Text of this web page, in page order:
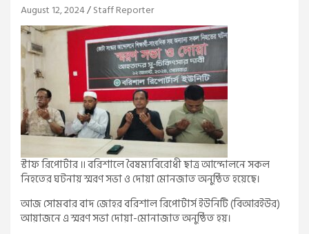
August 12, 2024 Staff Reporter
স্টাফ রিপোর্টার ॥ বরিশালে বৈষম্যবিরোধী ছাত্র আন্দোলনে সকল
নিহতের ঘটনায় স্মরণ সভা ও দোয়া মোনজাত অনুষ্ঠিত হয়েছে।
আজ সোমবার বাদ জোহর বরিশাল রিপোর্টার্স ইউনিটি (বিআরইউর)
আয়াজনে এ স্মরণ সভা দোয়া-মোনাজাত অনুষ্ঠিত হয়।